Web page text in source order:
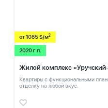
от 1085 $/м2
2020 г.п.
Жилой комплекс
Квартиры с функциональными
отделку на любой вкус.